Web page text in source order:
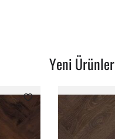
Yeni Ürünler